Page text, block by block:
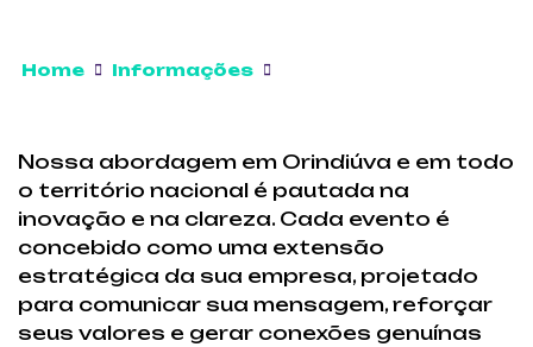
Home Informações
Nossa abordagem em Orindiúva e em todo
o território nacional é pautada na
inovação e na clareza. Cada evento é
concebido como uma extensão
estratégica da sua empresa, projetado
para comunicar sua mensagem, reforçar
seus valores e gerar conexões genuínas